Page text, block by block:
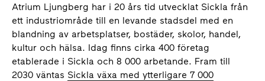
Atrium Ljungberg har i 20 års tid utvecklat Sickla från
ett industriområde till en levande stadsdel med en
blandning av arbetsplatser, bostäder, skolor, handel,
kultur och hälsa. Idag finns cirka 400 företag
etablerade i Sickla och 8 000 arbetande. Fram till
2030 väntas Sickla växa med ytterligare 7 000